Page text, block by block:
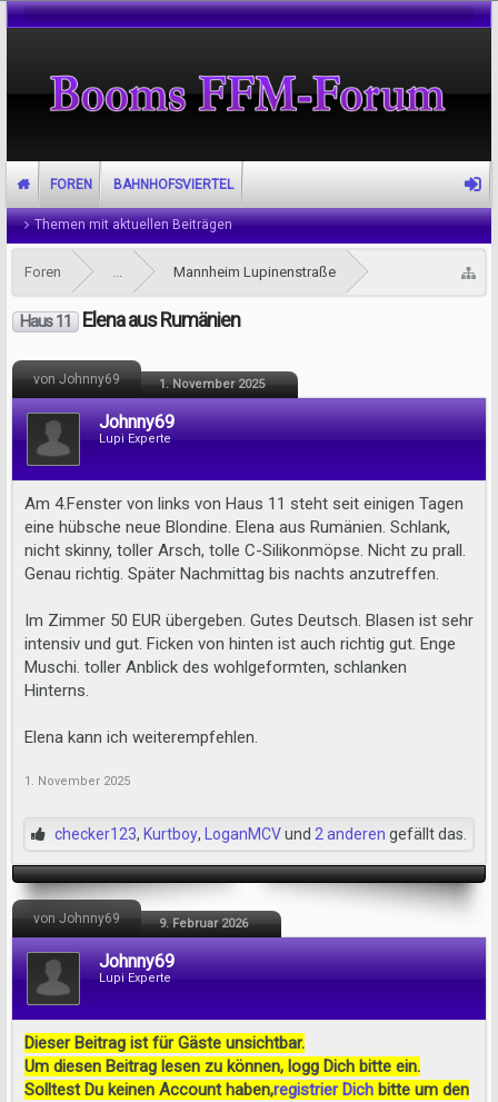
Foren ... Mannheim Lupinenstraße
Haus 11 Elena aus Rumänien
von Johnny69 1. November 2025
Johnny69
Lupi Experte
Am 4.Fenster von links von Haus 11 steht seit einigen Tagen
eine hübsche neue Blondine. Elena aus Rumänien. Schlank,
nicht skinny, toller Arsch, tolle C-Silikonmöpse. Nicht zu prall.
Genau richtig. Später Nachmittag bis nachts anzutreffen.
Im Zimmer 50 EUR übergeben. Gutes Deutsch. Blasen ist sehr
intensiv und gut. Ficken von hinten ist auch richtig gut. Enge
Muschi. toller Anblick des wohlgeformten, schlanken
Hinterns.
Elena kann ich weiterempfehlen.
1. November 2025
checker123, Kurtboy, LoganMCVund 2 anderen gefällt das.
von Johnny69 9. Februar 2026
Johnny69
Lupi Experte
Dieser Beitrag ist für Gäste unsichtbar.
Um diesen Beitrag lesen zu können, logg Dich bitte ein.
Solltest Du keinen Account haben,registrier Dich bitte um den
FOREN
Themen mit aktuellen Beiträgen
BAHNHOFSVIERTEL